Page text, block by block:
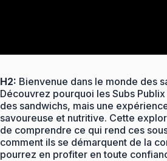
H2: Bienvenue dans le monde des
Découvrez pourquoi les Subs
des sandwichs, mais une
savoureuse et nutritive. Cette
de comprendre ce qui rend ces
comment ils se démarquent de la
pourrez en profiter en toute